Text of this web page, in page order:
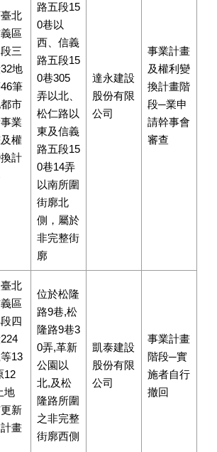
北
區
三
地
筆
市
業
權
計
路五段15
0巷以
西、信義
路五段15
0巷305
弄以北、
松仁路以
東及信義
路五段15
0巷14弄
以南所圍
街廓北
側，屬於
非完整街
廓
達永建設
股份有限
公司
事業計畫
及權利變
換計畫階
段─業申
請幹事會
審查
北
區
四
13
12
地
新
畫
位於松隆
路9巷,松
隆路9巷3
0弄,革新
公園以
北,及松
隆路所圍
之非完整
街廓西側
凱泰建設
股份有限
公司
事業計畫
階段─實
施者自行
撤回